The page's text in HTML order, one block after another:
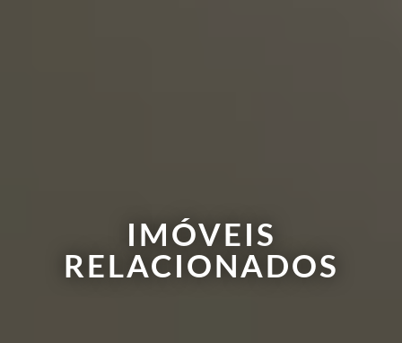
IMÓVEIS
RELACIONADOS